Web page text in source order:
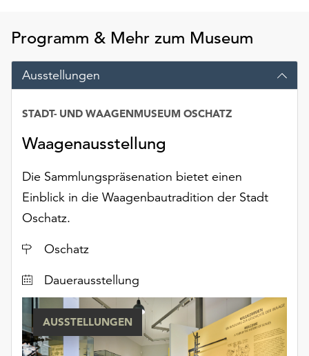
Programm & Mehr zum Museum
Ausstellungen
Waagenausstellung
STADT- UND WAAGENMUSEUM OSCHATZ
Die Sammlungspräsenation bietet einen
Einblick in die Waagenbautradition der Stadt
Oschatz.
Ort
Oschatz
Datum
Dauerausstellung
AUSSTELLUNGEN